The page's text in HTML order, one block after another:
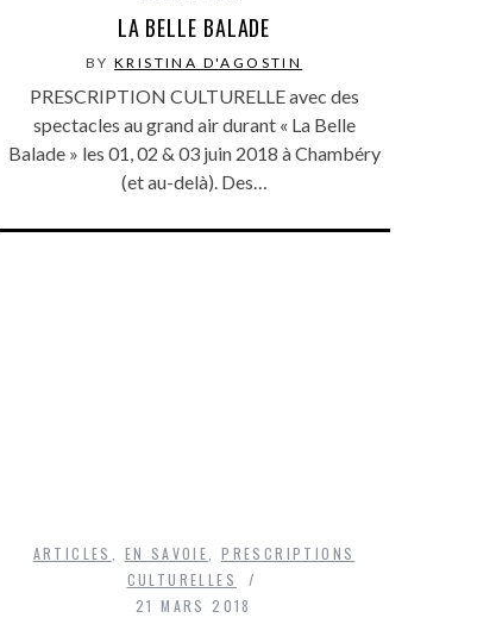
LA BELLE BALADE
BY KRISTINA D'AGOSTIN
PRESCRIPTION CULTURELLE avec des
spectacles au grand air durant « La Belle
Balade » les 01, 02 & 03 juin 2018 à Chambéry
(et au-delà). Des…
ARTICLES EN SAVOIE ,PRESCRIPTIONS
CULTURELLES
21 MARS 2018